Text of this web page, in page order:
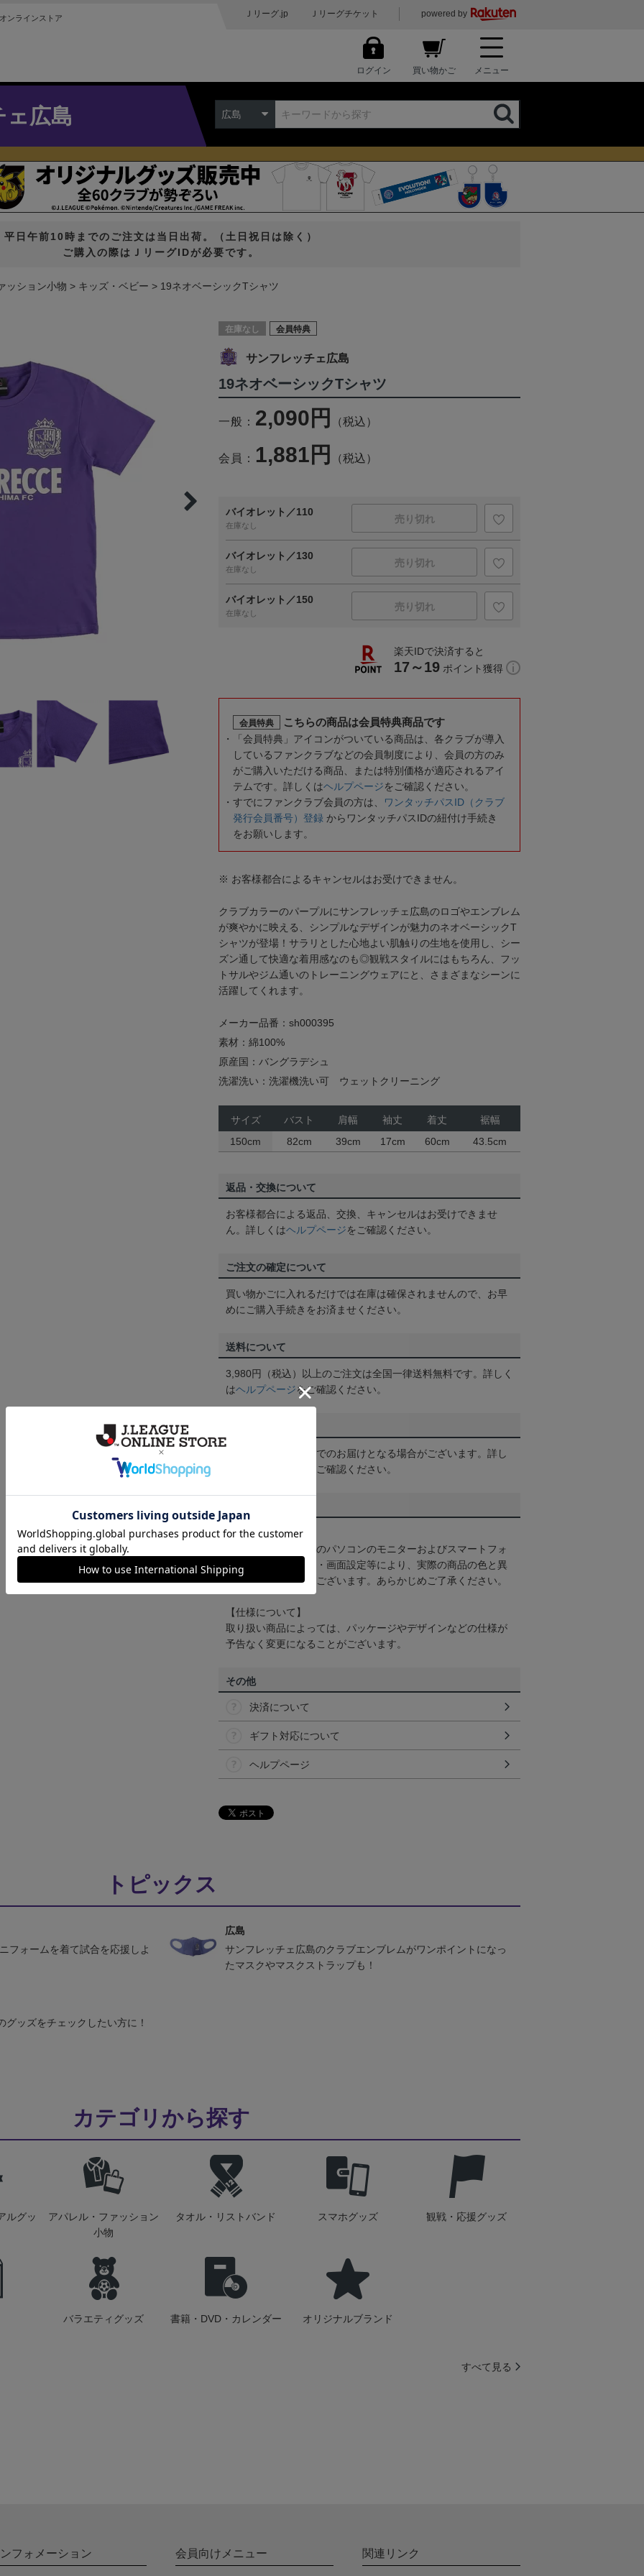
ンラインストア Ｊリーグ.jp Ｊリーグチケット powered by
ログイン 買い物かご メニュー
広島 広島
平日午前10時までのご注文は当日出荷。（土日祝日は除く）
ご購入の際はＪリーグIDが必要です。
ッション小物 キッズ・ベビー 19ネオベーシックTシャツ
在庫なし 会員特典
サンフレッチェ広島
19ネオベーシックTシャツ
一般： 2,090円 （税込）
会員： 1,881円 （税込）
バイオレット／110
在庫なし
売り切れ
バイオレット／130
在庫なし
売り切れ
バイオレット／150
在庫なし
売り切れ
楽天IDで決済すると
17～19 ポイント獲得
会員特典 こちらの商品は会員特典商品です
「会員特典」アイコンがついている商品は、各クラブが導入
しているファンクラブなどの会員制度により、会員の方のみ
がご購入いただける商品、または特別価格が適応されるアイ
テムです。詳しくはヘルプページをご確認ください。
すでにファンクラブ会員の方は、
ワンタッチパスID（クラブ
発行会員番号）登録 からワンタッチパスIDの紐付け手続き
をお願いします。
※ お客様都合によるキャンセルはお受けできません。
クラブカラーのパープルにサンフレッチェ広島のロゴやエンブレム
が爽やかに映える、シンプルなデザインが魅力のネオベーシックT
シャツが登場！サラリとした心地よい肌触りの生地を使用し、シー
ズン通して快適な着用感なのも◎観戦スタイルにはもちろん、フッ
トサルやジム通いのトレーニングウェアにと、さまざまなシーンに
活躍してくれます。
メーカー品番：sh000395
素材：綿100%
原産国：バングラデシュ
洗濯洗い：洗濯機洗い可 ウェットクリーニング
サイズ バスト 肩幅 袖丈 着丈
裾幅
150cm
82cm 39cm 17cm 60cm 43.5cm
返品・交換について
お客様都合による返品、交換、キャンセルはお受けできませ
ん。詳しくはヘルプページをご確認ください。
ご注文の確定について
買い物かごに入れるだけでは在庫は確保されませんので、お早
めにご購入手続きをお済ませください。
送料について
3,980円（税込）以上のご注文は全国一律送料無料です。詳しく
はヘルプページをご確認ください。
一部商品はメール便でのお届けとなる場合がございます。詳し
をご確認ください。
【カラーについて】
商品画像は、お使いのパソコンのモニターおよびスマートフォ
ンのメーカー・機種・画面設定等により、実際の商品の色と異
なって見える場合がございます。あらかじめご了承ください。
【仕様について】
取り扱い商品によっては、パッケージやデザインなどの仕様が
予告なく変更になることがございます。
その他
決済について
ギフト対応について
ヘルプページ
トピックス
フォームを着て試合を応援しよ
広島
サンフレッチェ広島のクラブエンブレムがワンポイントになっ
たマスクやマスクストラップも！
ッズをチェックしたい方に！
カテゴリから探す
ルグッ
アパレル・ファッション
小物
タオル・リストバンド スマホグッズ 観戦・応援グッズ
バラエティグッズ 書籍・DVD・カレンダー オリジナルブランド
すべて見る
フォメーション 会員向けメニュー 関連リンク